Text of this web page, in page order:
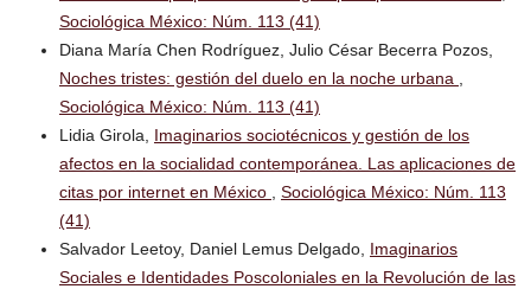
Sociológica México: Núm. 113 (41)
Diana María Chen Rodríguez, Julio César Becerra Pozos,
Noches tristes: gestión del duelo en la noche urbana
Sociológica México: Núm. 113 (41)
Lidia Girola, Imaginarios sociotécnicos y gestión de los
afectos en la socialidad contemporánea. Las aplicaciones de
citas por internet en México
Sociológica México: Núm. 113
(41)
Salvador Leetoy, Daniel Lemus Delgado, Imaginarios
Sociales e Identidades Poscoloniales en la Revolución de las